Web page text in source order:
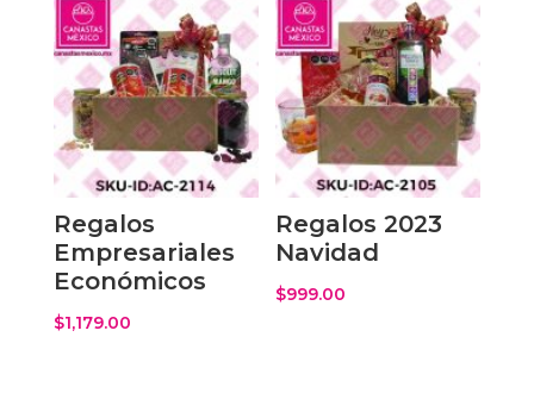
Regalos
Empresariales
Económicos
$1,179.00
Regalos 2023
Navidad
$999.00